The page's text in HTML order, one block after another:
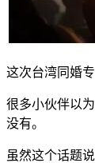
这次台湾同婚
很多小伙伴以
没有。
虽然这个话题